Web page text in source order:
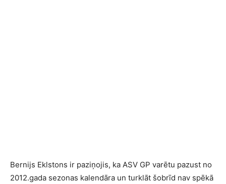
Bernijs Eklstons ir paziņojis, ka ASV GP varētu pazust no
2012.gada sezonas kalendāra un turklāt šobrīd nav spēkā